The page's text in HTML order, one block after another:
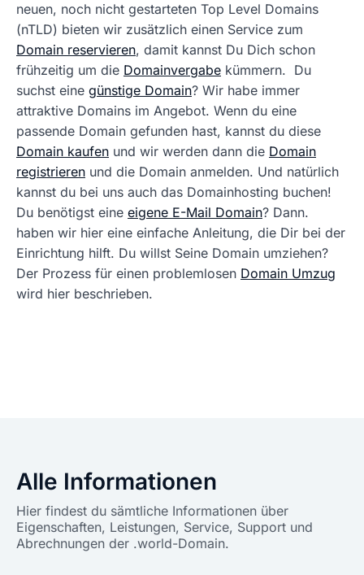
neuen, noch nicht gestarteten Top Level Domains
(nTLD) bieten wir zusätzlich einen Service zum
Domain reservieren, damit kannst Du Dich schon
frühzeitig um die Domainvergabe kümmern. Du
suchst eine günstige Domain? Wir habe immer
attraktive Domains im Angebot. Wenn du eine
passende Domain gefunden hast, kannst du diese
Domain kaufen und wir werden dann die Domain
registrieren und die Domain anmelden. Und natürlich
kannst du bei uns auch das Domainhosting buchen!
Du benötigst eine eigene E-Mail Domain? Dann.
haben wir hier eine einfache Anleitung, die Dir bei der
Einrichtung hilft. Du willst Seine Domain umziehen?
Der Prozess für einen problemlosen Domain Umzug
wird hier beschrieben.
Alle Informationen
Hier findest du sämtliche Informationen über
Eigenschaften, Leistungen, Service, Support und
Abrechnungen der .world-Domain.